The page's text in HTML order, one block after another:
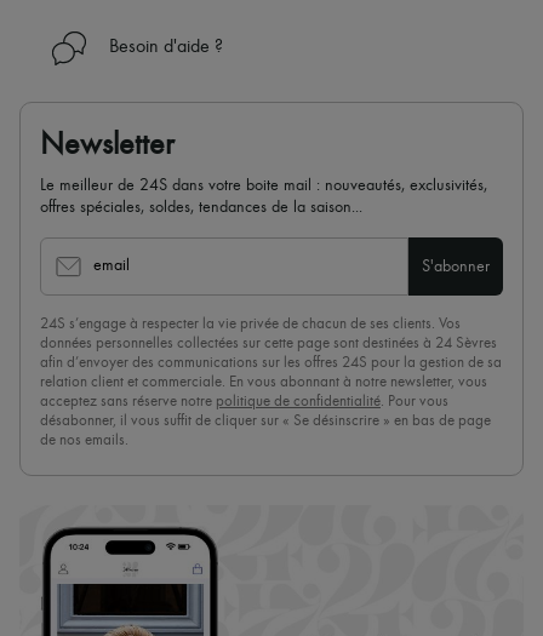
Besoin d'aide ?
Newsletter
Le meilleur de 24S dans votre boite mail : nouveautés, exclusivités,
offres spéciales, soldes, tendances de la saison...
email S'abonner
24S s’engage à respecter la vie privée de chacun de ses clients. Vos
données personnelles collectées sur cette page sont destinées à 24 Sèvres
afin d’envoyer des communications sur les offres 24S pour la gestion de sa
relation client et commerciale. En vous abonnant à notre newsletter, vous
acceptez sans réserve notre politique de confidentialité. Pour vous
désabonner, il vous suffit de cliquer sur « Se désinscrire » en bas de page
de nos emails.